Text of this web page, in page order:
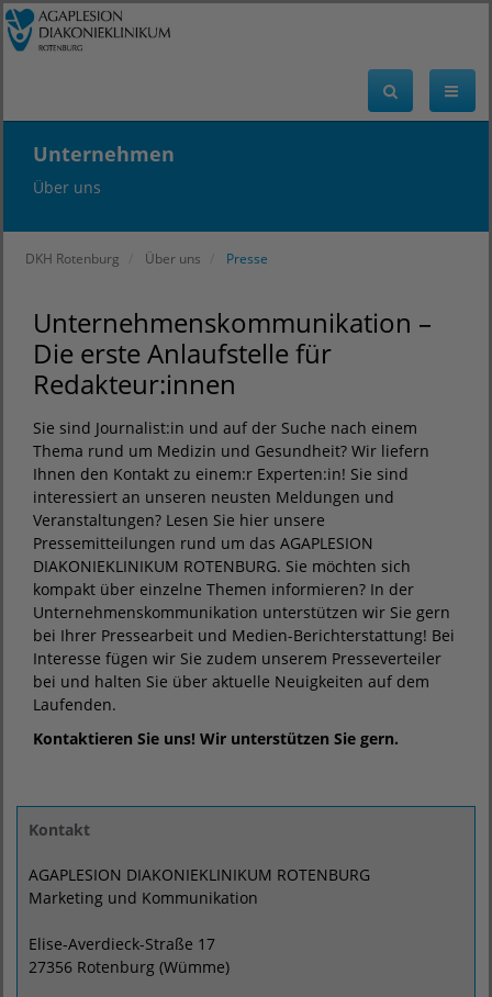
Unternehmen
Über uns
DKH Rotenburg Über uns Presse
Unternehmenskommunikation –
Die erste Anlaufstelle für
Redakteur:innen
Sie sind Journalist:in und auf der Suche nach einem
Thema rund um Medizin und Gesundheit? Wir liefern
Ihnen den Kontakt zu einem:r Experten:in! Sie sind
interessiert an unseren neusten Meldungen und
Veranstaltungen? Lesen Sie hier unsere
Pressemitteilungen rund um das AGAPLESION
DIAKONIEKLINIKUM ROTENBURG. Sie möchten sich
kompakt über einzelne Themen informieren? In der
Unternehmenskommunikation unterstützen wir Sie gern
bei Ihrer Pressearbeit und Medien-Berichterstattung! Bei
Interesse fügen wir Sie zudem unserem Presseverteiler
bei und halten Sie über aktuelle Neuigkeiten auf dem
Laufenden.
Kontaktieren Sie uns! Wir unterstützen Sie gern.
Kontakt
AGAPLESION DIAKONIEKLINIKUM ROTENBURG
Marketing und Kommunikation
Elise-Averdieck-Straße 17
27356 Rotenburg (Wümme)